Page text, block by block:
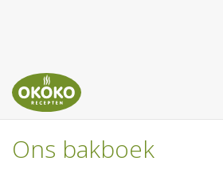
HOME
Ons bakboek